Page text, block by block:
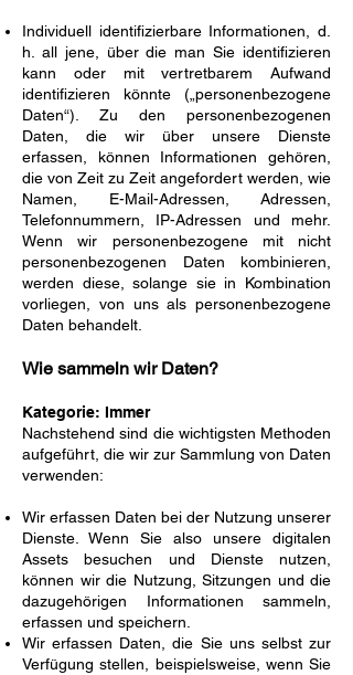
Individuell identifizierbare Informationen, d.
h. all jene, über die man Sie identifizieren
kann oder mit vertretbarem Aufwand
identifizieren könnte („personenbezogene
Daten“). Zu den personenbezogenen
Daten, die wir über unsere Dienste
erfassen, können Informationen gehören,
die von Zeit zu Zeit angefordert werden, wie
Namen, E-Mail-Adressen, Adressen,
Telefonnummern, IP-Adressen und mehr.
Wenn wir personenbezogene mit nicht
personenbezogenen Daten kombinieren,
werden diese, solange sie in Kombination
vorliegen, von uns als personenbezogene
Daten behandelt.
Wie sammeln wir Daten?
Kategorie: Immer
Nachstehend sind die wichtigsten Methoden
aufgeführt, die wir zur Sammlung von Daten
verwenden:
Wir erfassen Daten bei der Nutzung unserer
Dienste. Wenn Sie also unsere digitalen
Assets besuchen und Dienste nutzen,
können wir die Nutzung, Sitzungen und die
dazugehörigen Informationen sammeln,
erfassen und speichern.
Wir erfassen Daten, die Sie uns selbst zur
Verfügung stellen, beispielsweise, wenn Sie